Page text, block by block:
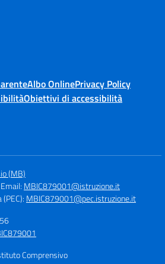
Albo OnlinePrivacy Policy
Obiettivi di accessibilità
(MB)
Email: MBIC879001@istruzione.it
MBIC879001@pec.istruzione.it
Comprensivo